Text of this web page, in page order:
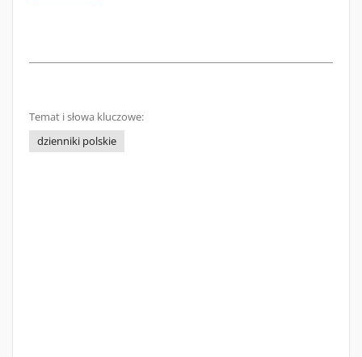
Temat i słowa kluczowe:
dzienniki polskie